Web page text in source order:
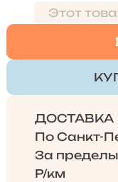
Этот
ДОСТАВКА
По Санкт-
За
Р/км